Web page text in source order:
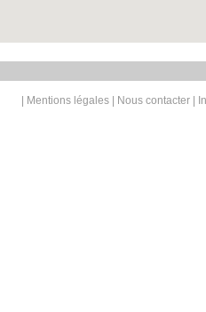
Mentions légales Nous contacter |